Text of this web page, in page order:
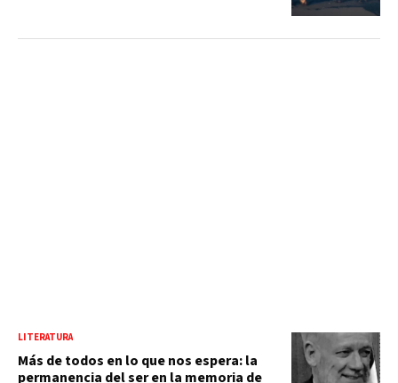
LITERATURA
Más de todos en lo que nos espera: la
permanencia del ser en la memoria de